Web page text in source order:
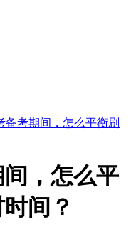
备考期间，怎么平衡刷
，怎么平
间？